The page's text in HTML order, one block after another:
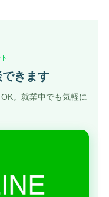
きます
。就業中でも気軽に